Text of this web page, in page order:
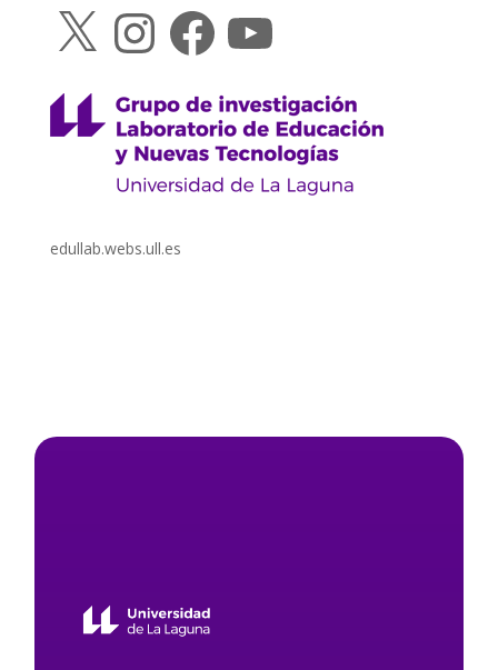
InstagramFacebookYouTube
edullab.webs.ull.es